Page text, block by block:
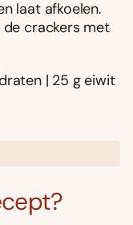
laat afkoelen.
de crackers met
| 25 g eiwit